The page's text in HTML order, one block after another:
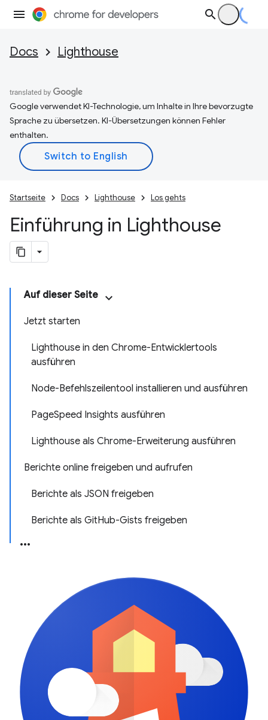
Docs Lighthouse
Google verwendet KI-Technologie, um Inhalte in Ihre bevorzugte
Sprache zu übersetzen. KI-Übersetzungen können Fehler
enthalten.
Startseite Docs Lighthouse Los gehts
Einführung in Lighthouse
Auf dieser Seite
Jetzt starten
Lighthouse in den Chrome-Entwicklertools
ausführen
Node-Befehlszeilentool installieren und ausführen
PageSpeed Insights ausführen
Lighthouse als Chrome-Erweiterung ausführen
Berichte online freigeben und aufrufen
Berichte als JSON freigeben
Berichte als GitHub-Gists freigeben